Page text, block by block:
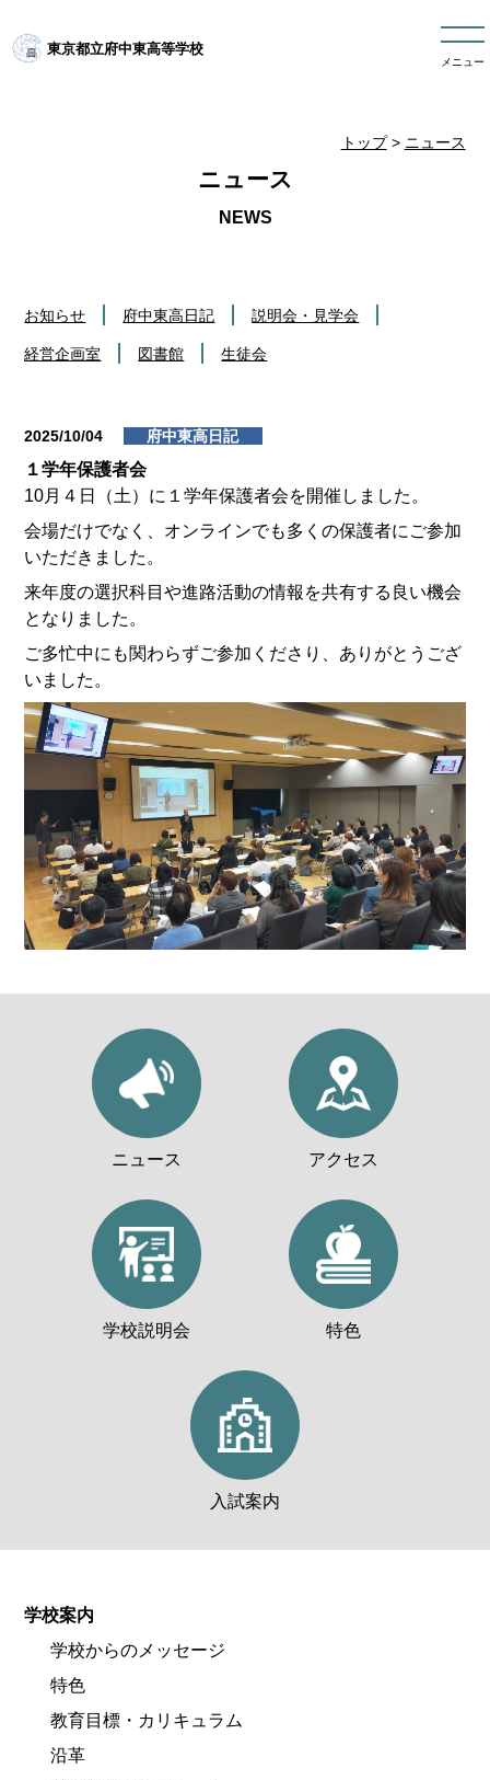
東京都立府中東高等学校
メニュー
トップ> ニュース
ニュース
お知らせ 府中東高日記 説明会・見学会
経営企画室 図書館 生徒会
2025/10/04 府中東高日記
１学年保護者会
10月４日（土）に１学年保護者会を開催しました。
会場だけでなく、オンラインでも多くの保護者にご参加
いただきました。
来年度の選択科目や進路活動の情報を共有する良い機会
となりました。
ご多忙中にも関わらずご参加くださり、ありがとうござ
いました。
ニュース アクセス
学校説明会 特色
入試案内
学校案内
学校からのメッセージ
特色
教育目標・カリキュラム
沿革